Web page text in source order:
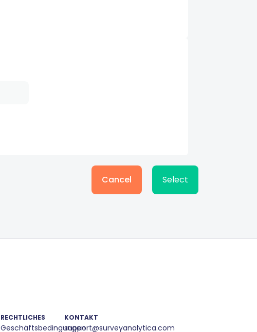
Cancel Select
RECHTLICHES
Geschäftsbedingungen
KONTAKT
support@surveyanalytica.com